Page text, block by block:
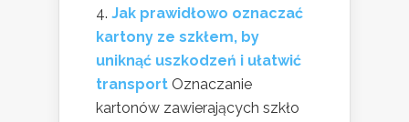
Jak prawidłowo oznaczać
kartony ze szkłem, by
uniknąć uszkodzeń i ułatwić
transport Oznaczanie
kartonów zawierających szkło